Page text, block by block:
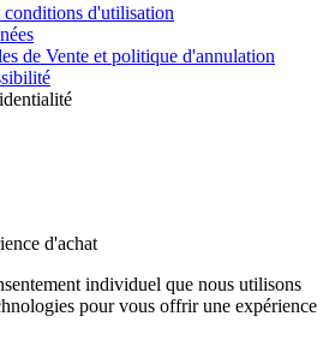
conditions d'utilisation
de Vente et politique d'annulation
d'achat
individuel que nous utilisons
pour vous offrir une expérience